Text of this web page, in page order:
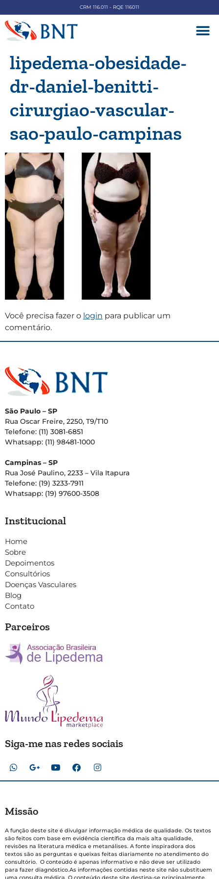
CRM 116.011 - RQE 116011
lipedema-obesidade-
dr-daniel-benitti-
cirurgiao-vascular-
sao-paulo-campinas
Você precisa fazer o login para publicar um
comentário.
São Paulo – SP
Rua Oscar Freire, 2250, T9/T10
Telefone: (11) 3081-6851
Whatsapp: (11) 98481-1000
Campinas – SP
Rua José Paulino, 2233 – Vila Itapura
Telefone: (19) 3233-7911
Whatsapp: (19) 97600-3508
Institucional
Home
Sobre
Depoimentos
Consultórios
Doenças Vasculares
Blog
Contato
Parceiros
Siga-me nas redes sociais
Missão
A função deste site é divulgar informação médica de qualidade. Os textos
são feitos com base em evidência científica da mais alta qualidade,
revisões na literatura médica e metanálises. A fonte inspiradora dos
textos são as perguntas e queixas feitas diariamente no atendimento do
consultório. O conteúdo é apenas informativo e não deve ser utilizado
para fazer diagnóstico.As informações contidas neste site não substituem
uma consulta médica. O conteúdo deste site destina-se principalmente,